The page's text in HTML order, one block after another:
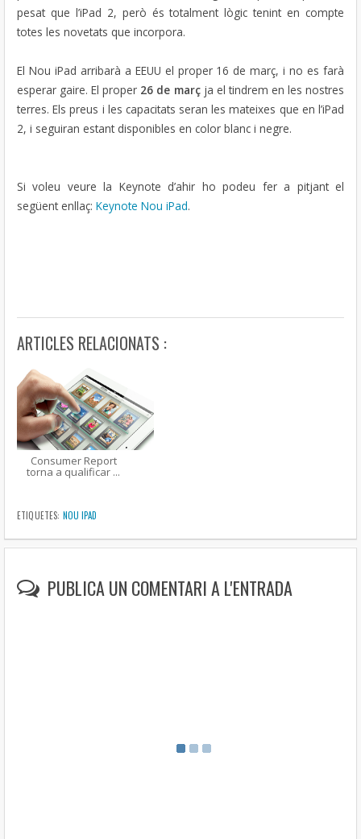
pesat que l’iPad 2, però és totalment lògic tenint en compte
totes les novetats que incorpora.
El Nou iPad arribarà a EEUU el proper 16 de març, i no es farà
esperar gaire. El proper 26 de marçja el tindrem en les nostres
terres. Els preus i les capacitats seran les mateixes que en l’iPad
2, i seguiran estant disponibles en color blanc i negre.
Si voleu veure la Keynote d’ahir ho podeu fer a pitjant el
següent enllaç: Keynote Nou iPad.
ARTICLES RELACIONATS :
Consumer Report
torna a qualificar ...
ETIQUETES: NOU IPAD
PUBLICA UN COMENTARI A L'ENTRADA